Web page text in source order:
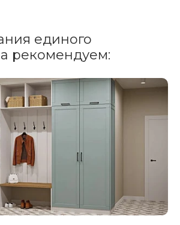
единого
рекомендуем: